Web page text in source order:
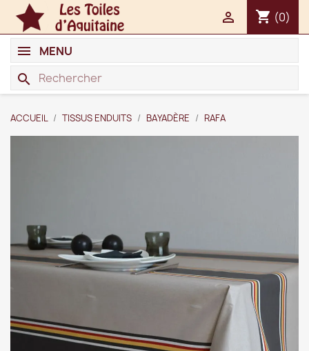
shopping_cart (0)

search
MENU
ACCUEIL TISSUS ENDUITS BAYADÈRE RAFA